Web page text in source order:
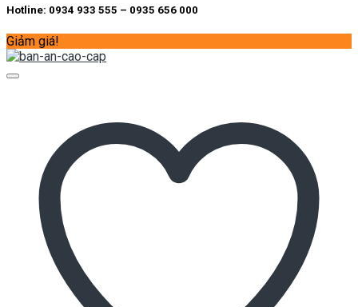
Hotline: 0934 933 555 – 0935 656 000
Giảm giá!